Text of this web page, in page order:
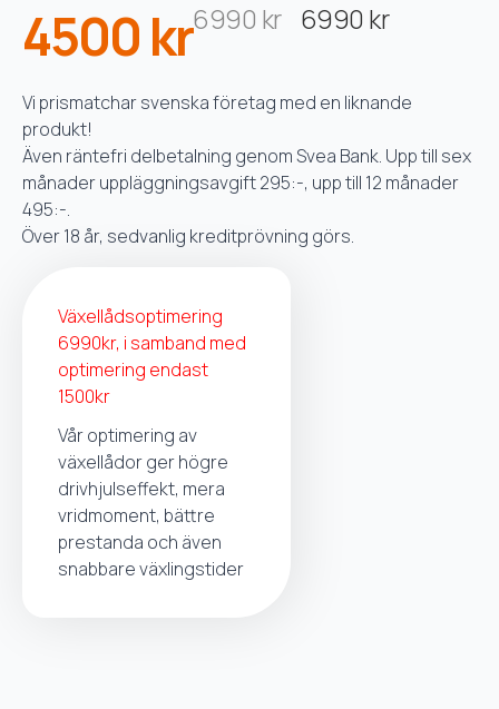
4500 kr6990 kr 6990 kr
Vi prismatchar svenska företag med en liknande
produkt!
Även räntefri delbetalning genom Svea Bank. Upp till sex
månader uppläggningsavgift 295:-, upp till 12 månader
495:-.
Över 18 år, sedvanlig kreditprövning görs.
Växellådsoptimering
6990kr, i samband med
optimering endast
1500kr
Vår optimering av
växellådor ger högre
drivhjulseffekt, mera
vridmoment, bättre
prestanda och även
snabbare växlingstider